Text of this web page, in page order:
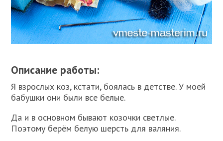
Описание работы:
Я взрослых коз, кстати, боялась в детстве. У моей
бабушки они были все белые.
Да и в основном бывают козочки светлые.
Поэтому берём белую шерсть для валяния.